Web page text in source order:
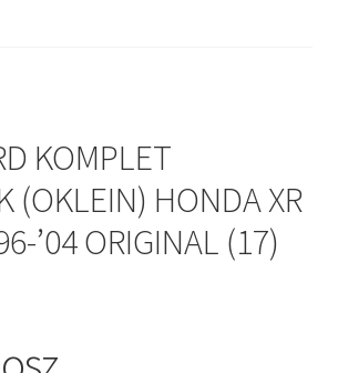
KOMPLET
(OKLEIN) HONDA XR
’04 ORIGINAL (17)